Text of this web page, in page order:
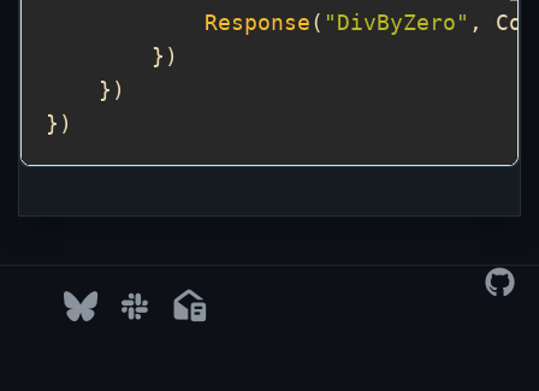
Response ( "DivByZero"